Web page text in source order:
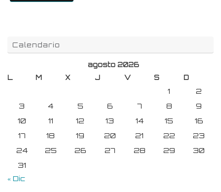
Calendario
agosto 2026
L
M X J V S D
1
2
3
4 5 6 7 8
9
10
11 12 13 14 15
16
17
18 19 20 21 22
23
24
25 26 27 28 29
30
31
« Dic